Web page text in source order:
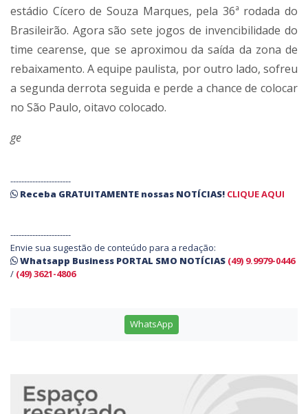
estádio Cícero de Souza Marques, pela 36ª rodada do
Brasileirão. Agora são sete jogos de invencibilidade do
time cearense, que se aproximou da saída da zona de
rebaixamento. A equipe paulista, por outro lado, sofreu
a segunda derrota seguida e perde a chance de colocar
no São Paulo, oitavo colocado.
ge
----------------------
Receba GRATUITAMENTE nossas NOTÍCIAS! CLIQUE AQUI
----------------------
Envie sua sugestão de conteúdo para a redação:
Whatsapp Business PORTAL SMO NOTÍCIAS (49) 9.9979-0446
/ (49) 3621-4806
WhatsApp